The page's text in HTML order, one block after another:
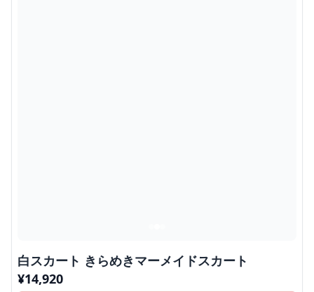
白スカート きらめきマーメイドスカート
¥14,920